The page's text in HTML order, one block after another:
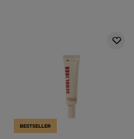
BESTSELLER